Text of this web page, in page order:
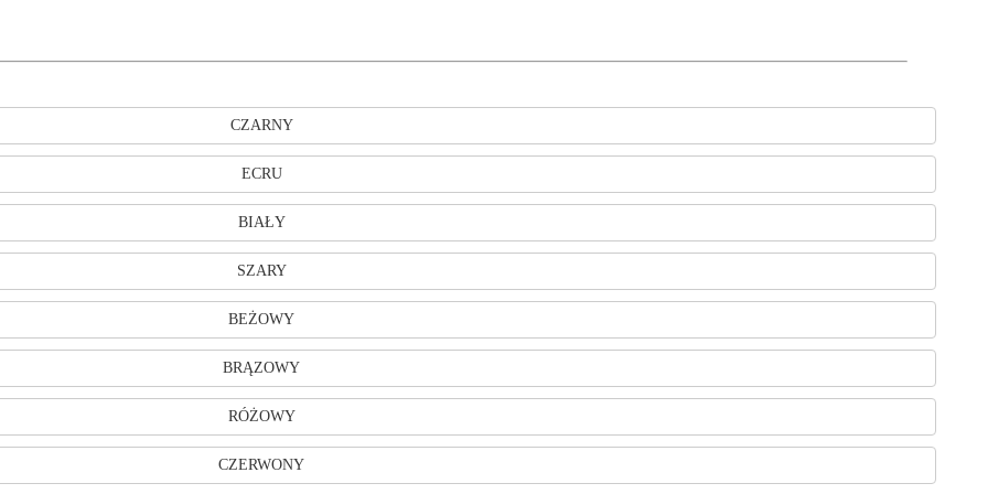
CZARNY
ECRU
BIAŁY
SZARY
BEŻOWY
BRĄZOWY
RÓŻOWY
CZERWONY